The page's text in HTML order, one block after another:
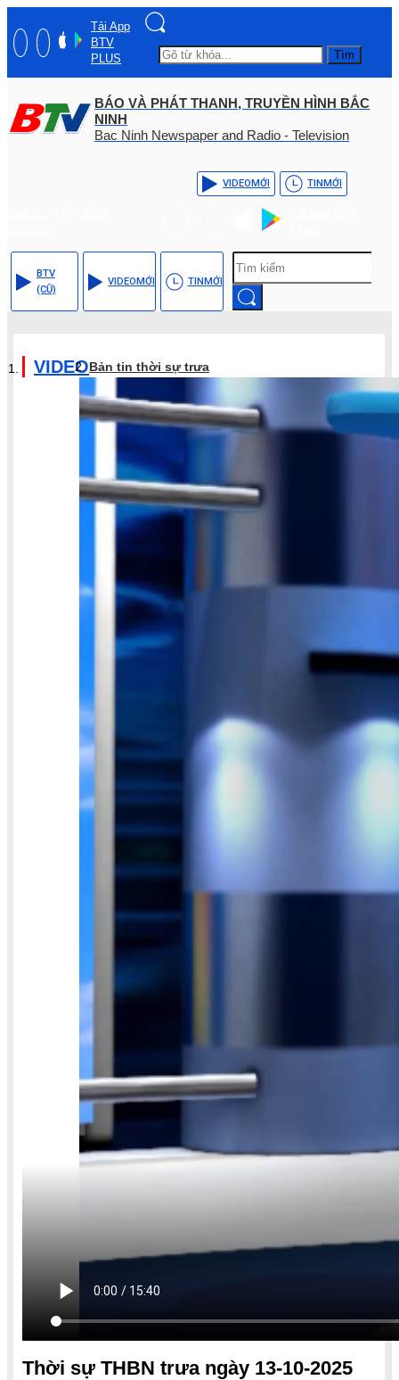
Tải App
BTV
PLUS
Tìm
BÁO VÀ PHÁT THANH, TRUYỀN HÌNH BẮC
NINH
Bac Ninh Newspaper and Radio - Television
VIDEOMỚI TINMỚI
BTV
(CŨ)
VIDEOMỚI TINMỚI
VIDEOBản tin thời sự trưa
Thời sự THBN trưa ngày 13-10-2025